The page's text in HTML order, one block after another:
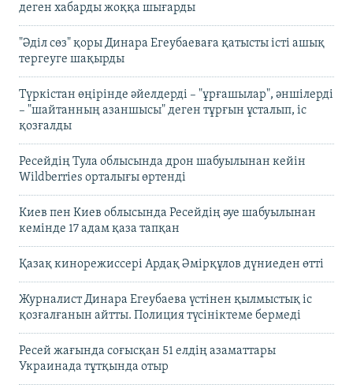
деген хабарды жоққа шығарды
"Әділ сөз" қоры Динара Егеубаеваға қатысты істі ашық
тергеуге шақырды
Түркістан өңірінде әйелдерді – "ұрғашылар", әншілерді
– "шайтанның азаншысы" деген тұрғын ұсталып, іс
қозғалды
Ресейдің Тула облысында дрон шабуылынан кейін
Wildberries орталығы өртенді
Киев пен Киев облысында Ресейдің әуе шабуылынан
кемінде 17 адам қаза тапқан
Қазақ кинорежиссері Ардақ Әмірқұлов дүниеден өтті
Журналист Динара Егеубаева үстінен қылмыстық іс
қозғалғанын айтты. Полиция түсініктеме бермеді
Ресей жағында соғысқан 51 елдің азаматтары
Украинада тұтқында отыр